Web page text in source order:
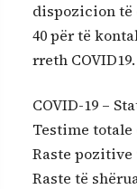
dispozicion të
40 për të
rreth COVID19.
COVID-19 –
Testime totale
Raste pozitive
Raste të